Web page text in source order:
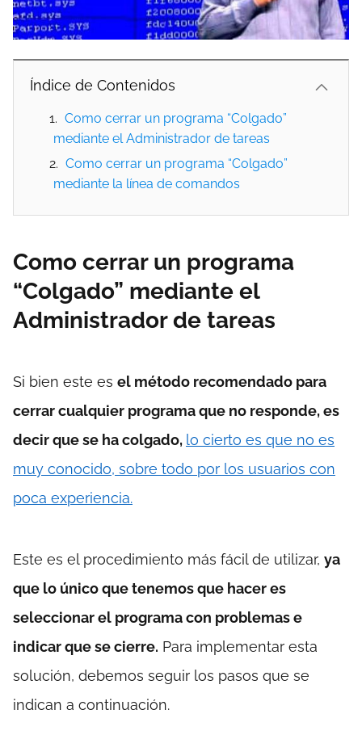
Índice de Contenidos
Como cerrar un programa “Colgado”
mediante el Administrador de tareas
Como cerrar un programa “Colgado”
mediante la línea de comandos
Como cerrar un programa
“Colgado” mediante el
Administrador de tareas
Si bien este es el método recomendado para
cerrar cualquier programa que no responde, es
decir que se ha colgado, lo cierto es que no es
muy conocido, sobre todo por los usuarios con
poca experiencia.
Este es el procedimiento más fácil de utilizar, ya
que lo único que tenemos que hacer es
seleccionar el programa con problemas e
indicar que se cierre. Para implementar esta
solución, debemos seguir los pasos que se
indican a continuación.